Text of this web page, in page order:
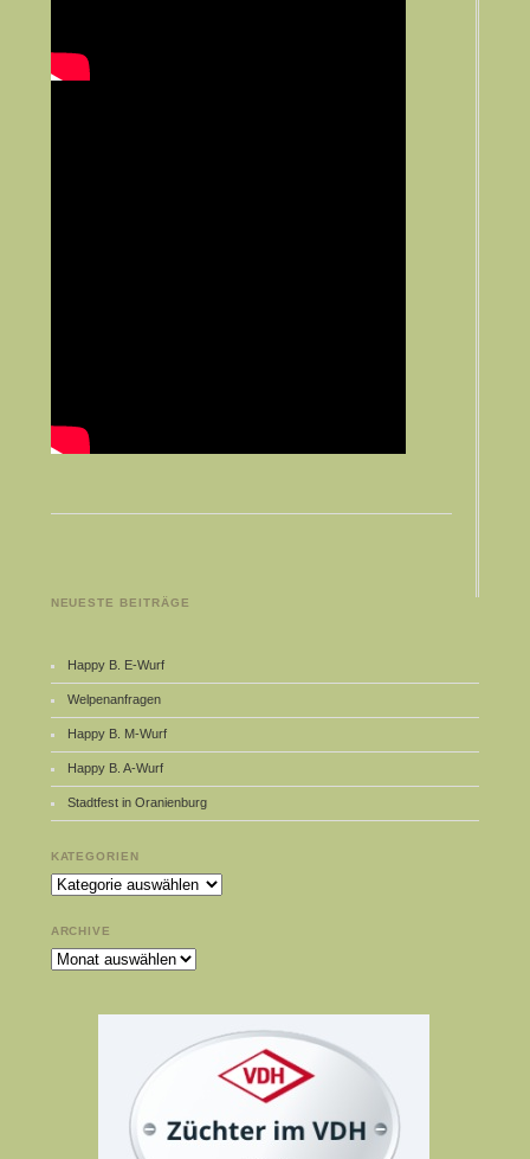
NEUESTE BEITRÄGE
Happy B. E-Wurf
Welpenanfragen
Happy B. M-Wurf
Happy B. A-Wurf
Stadtfest in Oranienburg
KATEGORIEN
Kategorien
ARCHIVE
Archive